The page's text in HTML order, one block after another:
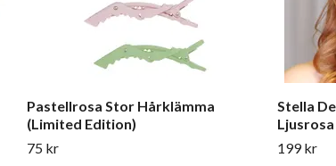
Pastellrosa Stor Hårklämma
(Limited Edition)
75 kr
Stella
Ljusrosa
199 kr